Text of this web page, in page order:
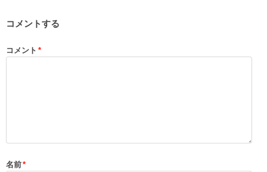
コメントする
コメント *
名前*